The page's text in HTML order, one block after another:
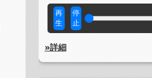
再
生
停
止
»詳細